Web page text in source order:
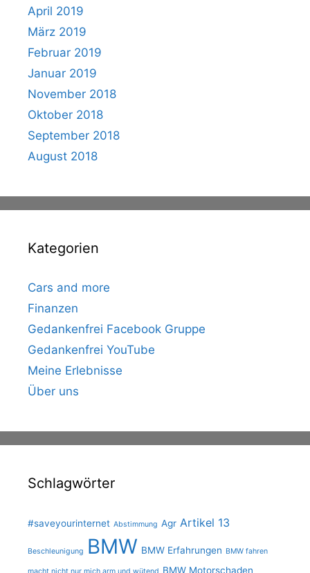
April 2019
März 2019
Februar 2019
Januar 2019
November 2018
Oktober 2018
September 2018
August 2018
Kategorien
Cars and more
Finanzen
Gedankenfrei Facebook Gruppe
Gedankenfrei YouTube
Meine Erlebnisse
Über uns
Schlagwörter
#saveyourinternet Abstimmung Agr Artikel 13
Beschleunigung BMW BMW Erfahrungen BMW fahren
macht nicht nur mich arm und wütend BMW Motorschaden